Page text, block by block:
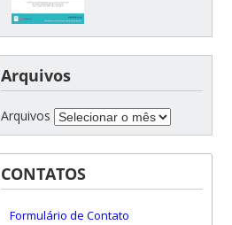
Arquivos
Arquivos
CONTATOS
Formulário de Contato